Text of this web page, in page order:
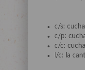
c/s:
c/p:
c/c:
l/c: la